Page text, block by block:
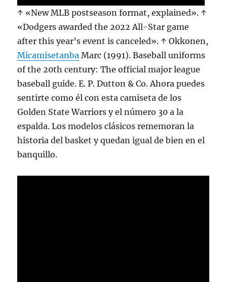
↑ «New MLB postseason format, explained». ↑
«Dodgers awarded the 2022 All-Star game
after this year’s event is canceled». ↑ Okkonen,
Micamisetanba Marc (1991). Baseball uniforms
of the 20th century: The official major league
baseball guide. E. P. Dutton & Co. Ahora puedes
sentirte como él con esta camiseta de los
Golden State Warriors y el número 30 a la
espalda. Los modelos clásicos rememoran la
historia del basket y quedan igual de bien en el
banquillo.